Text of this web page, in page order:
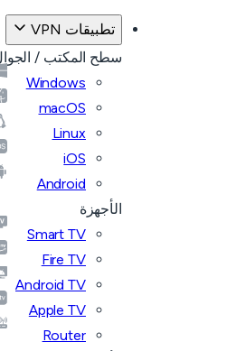
تطبيقات VPN
سطح المكتب / الجوال
Windows
macOS
Linux
iOS
Android
الأجهزة
Smart TV
Fire TV
Android TV
Apple TV
Router